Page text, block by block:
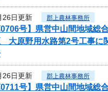
26日更新 郡上農林事務所
0706号】県営中山間地域
大原野用水路第2号工事に
26日更新 郡上農林事務所
0711号】県営中山間地域